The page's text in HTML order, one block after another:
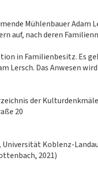
Mühlenbauer Adam
auf, nach deren
in Familienbesitz. Es
Lersch. Das Anwesen
der
20
Koblenz-
2021)